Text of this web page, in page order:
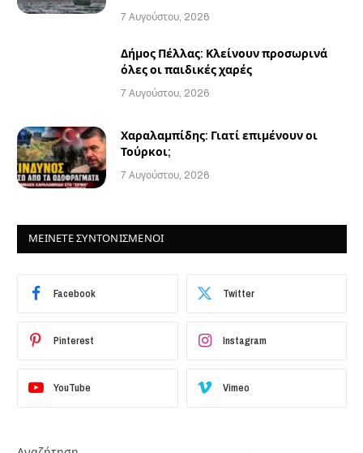
7 Αυγούστου, 2026
Δήμος Πέλλας: Κλείνουν προσωρινά
όλες οι παιδικές χαρές
7 Αυγούστου, 2026
Χαραλαμπίδης: Γιατί επιμένουν οι
Τούρκοι;
7 Αυγούστου, 2026
ΜΕΙΝΕΤΕ ΣΥΝΤΟΝΙΣΜΕΝΟΙ
Facebook Twitter
Pinterest Instagram
YouTube Vimeo